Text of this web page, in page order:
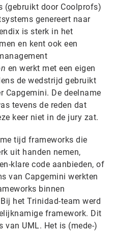
(gebruikt door Coolprofs)
genereert naar
is sterk in het
en kent ook een
en werkt met een eigen
de wedstrijd gebruikt
Capgemini. De deelname
tevens de reden dat
keer niet in de jury zat.
tijd frameworks die
uit handen nemen,
klare code aanbieden, of
van Capgemini werkten
binnen
het Trinidad-team werd
framework. Dit
van UML. Het is (mede-)